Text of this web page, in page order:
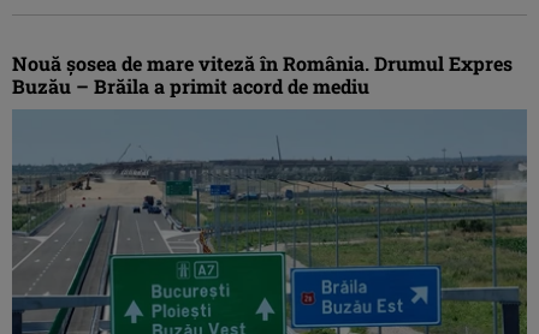
Nouă șosea de mare viteză în România. Drumul Expres
Buzău – Brăila a primit acord de mediu